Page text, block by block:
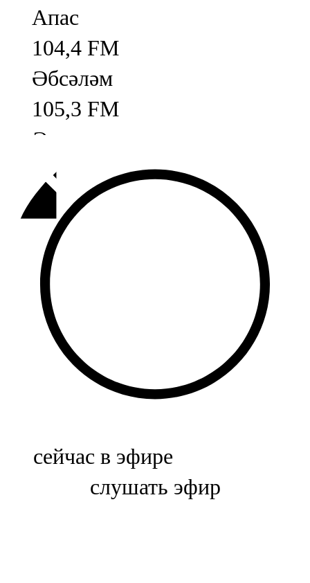
Апас
104,4 FM
Әбсәләм
105,3 FM
Әлмәт
92,9 FM
Базарлы матак
107,1 FM
Балык бистәсе
104,9 FM
Баулы
107,5 FM
Биләр
Болгар
сейчас в эфире
слушать эфир